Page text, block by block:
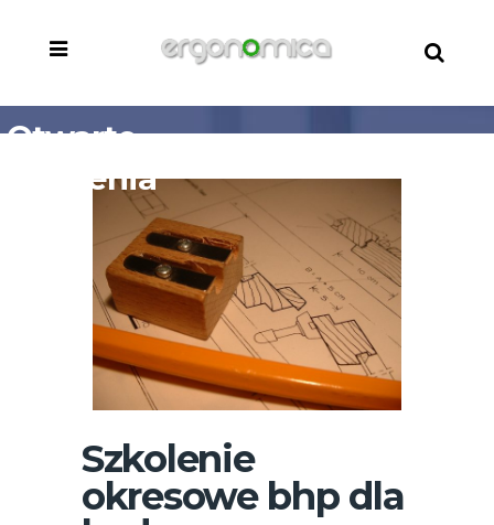
Otwarte
szkolenia
Szkolenie
okresowe bhp dla